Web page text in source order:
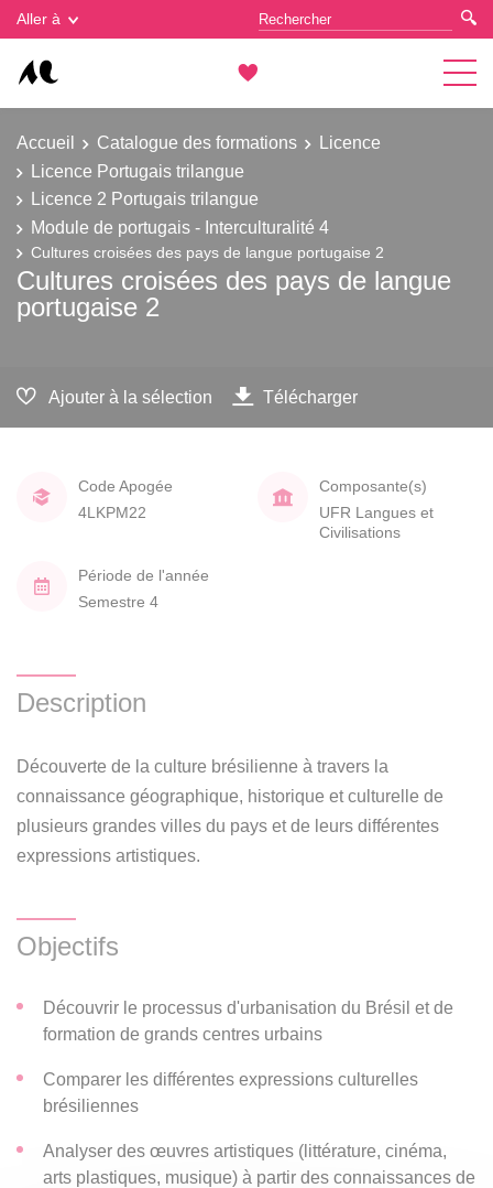
Aller à
Accueil Catalogue des formations
Licence
Licence Portugais trilangue
Licence 2 Portugais trilangue
Module de portugais - Interculturalité 4
Cultures croisées des pays de langue portugaise 2
Cultures croisées des pays de langue
portugaise 2
Ajouter à la sélection Télécharger
Code Apogée
4LKPM22
Composante(s)
UFR Langues et
Civilisations
Période de l'année
Semestre 4
Description
Découverte de la culture brésilienne à travers la
connaissance géographique, historique et culturelle de
plusieurs grandes villes du pays et de leurs différentes
expressions artistiques.
Objectifs
Découvrir le processus d'urbanisation du Brésil et de
formation de grands centres urbains
Comparer les différentes expressions culturelles
brésiliennes
Analyser des œuvres artistiques (littérature, cinéma,
arts plastiques, musique) à partir des connaissances de
Gestion des cookies